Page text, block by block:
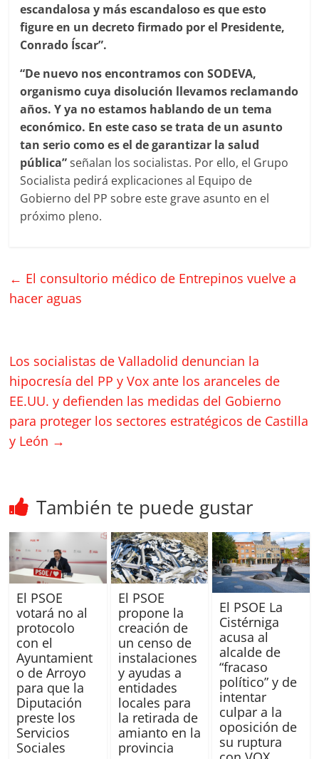
escandalosa y más escandaloso es que esto
figure en un decreto firmado por el Presidente,
Conrado Íscar”.
“De nuevo nos encontramos con SODEVA,
organismo cuya disolución llevamos reclamando
años. Y ya no estamos hablando de un tema
económico. En este caso se trata de un asunto
tan serio como es el de garantizar la salud
pública”señalan los socialistas. Por ello, el Grupo
Socialista pedirá explicaciones al Equipo de
Gobierno del PP sobre este grave asunto en el
próximo pleno.
← El consultorio médico de Entrepinos vuelve a
hacer aguas
Los socialistas de Valladolid denuncian la
hipocresía del PP y Vox ante los aranceles de
EE.UU. y defienden las medidas del Gobierno
para proteger los sectores estratégicos de Castilla
y León →
También te puede gustar
El PSOE
votará no al
protocolo
con el
Ayuntamient
o de Arroyo
para que la
Diputación
preste los
Servicios
Sociales
El PSOE
propone la
creación de
un censo de
instalaciones
y ayudas a
entidades
locales para
la retirada de
amianto en la
provincia
El PSOE La
Cistérniga
acusa al
alcalde de
“fracaso
político” y de
intentar
culpar a la
oposición de
su ruptura